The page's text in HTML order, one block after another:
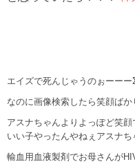
エイズで死んじゃうのぉーーー
なのに画像検索したら笑顔ばか
アスナちゃんよりよっぽど笑顔
いい子やったんやねぇアスナ
輸血用血液製剤でお母さんが